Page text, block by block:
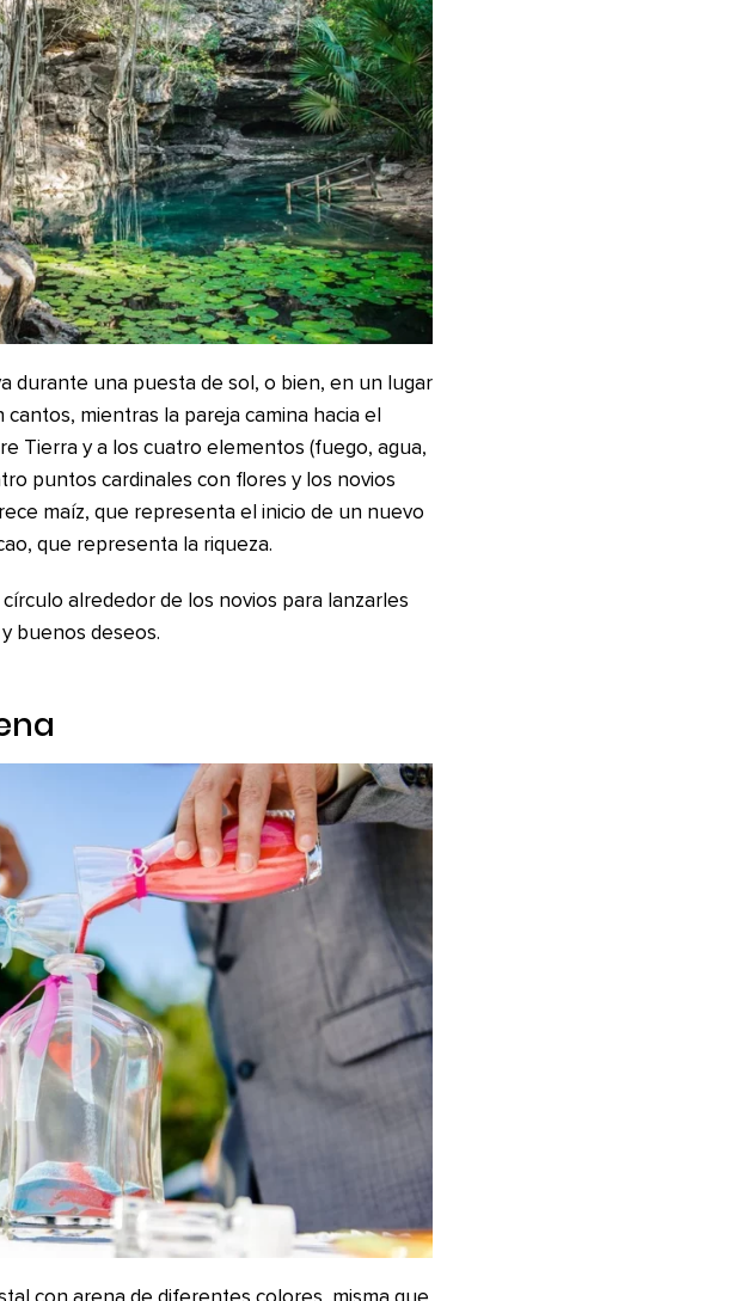
durante una puesta de sol, o bien, en un lugar
mientras la pareja camina hacia el
Tierra y a los cuatro elementos (fuego, agua,
puntos cardinales con flores y los novios
maíz, que representa el inicio de un nuevo
que representa la riqueza.
alrededor de los novios para lanzarles
buenos deseos.